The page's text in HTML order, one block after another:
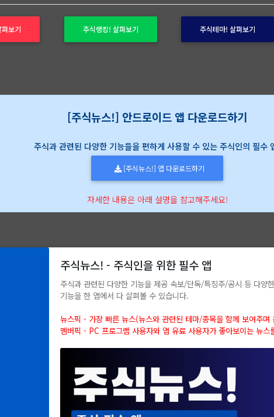
보기 주식랭킹! 살펴보기 주식테마! 살펴보기
[주식뉴스!] 안드로이드 앱 다운로드하기
주식과 관련된 다양한 기능들을 편하게 사용할 수 있는 주식인의 필수
[주식뉴스!] 앱 다운로드하기
자세한 내용은 아래 설명을 참고해주세요!
주식뉴스! - 주식인을 위한 필수 앱
주식과 관련된 다양한 기능을 제공 속보/단독/특징주/공시 등 다양
기능을 한 앱에서 다 살펴볼 수 있습니다.
뉴스픽 - 가장 빠른 뉴스(뉴스와 관련된 테마/종목을 함께 보여주며
멤버픽 - PC 프로그램 사용자와 앱 유료 사용자가 좋아보이는 뉴스